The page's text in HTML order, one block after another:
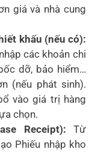
giá và nhà cung
khấu (nếu có):
các khoản chi
dỡ, bảo hiểm…
(nếu phát sinh).
vào giá trị hàng
chọn.
Receipt): Từ
Phiếu nhập kho